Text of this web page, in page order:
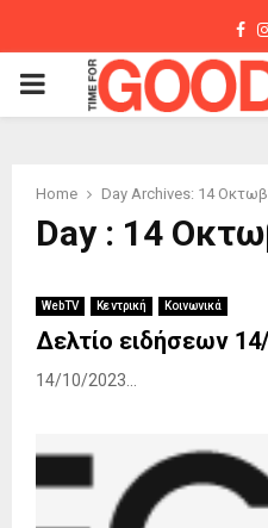
PRIMARY
Home Day Archives: 14
Day : 14
WebTV Κεντρική Κοινωνικά
Δελτίο ειδήσεων
14/10/2023...